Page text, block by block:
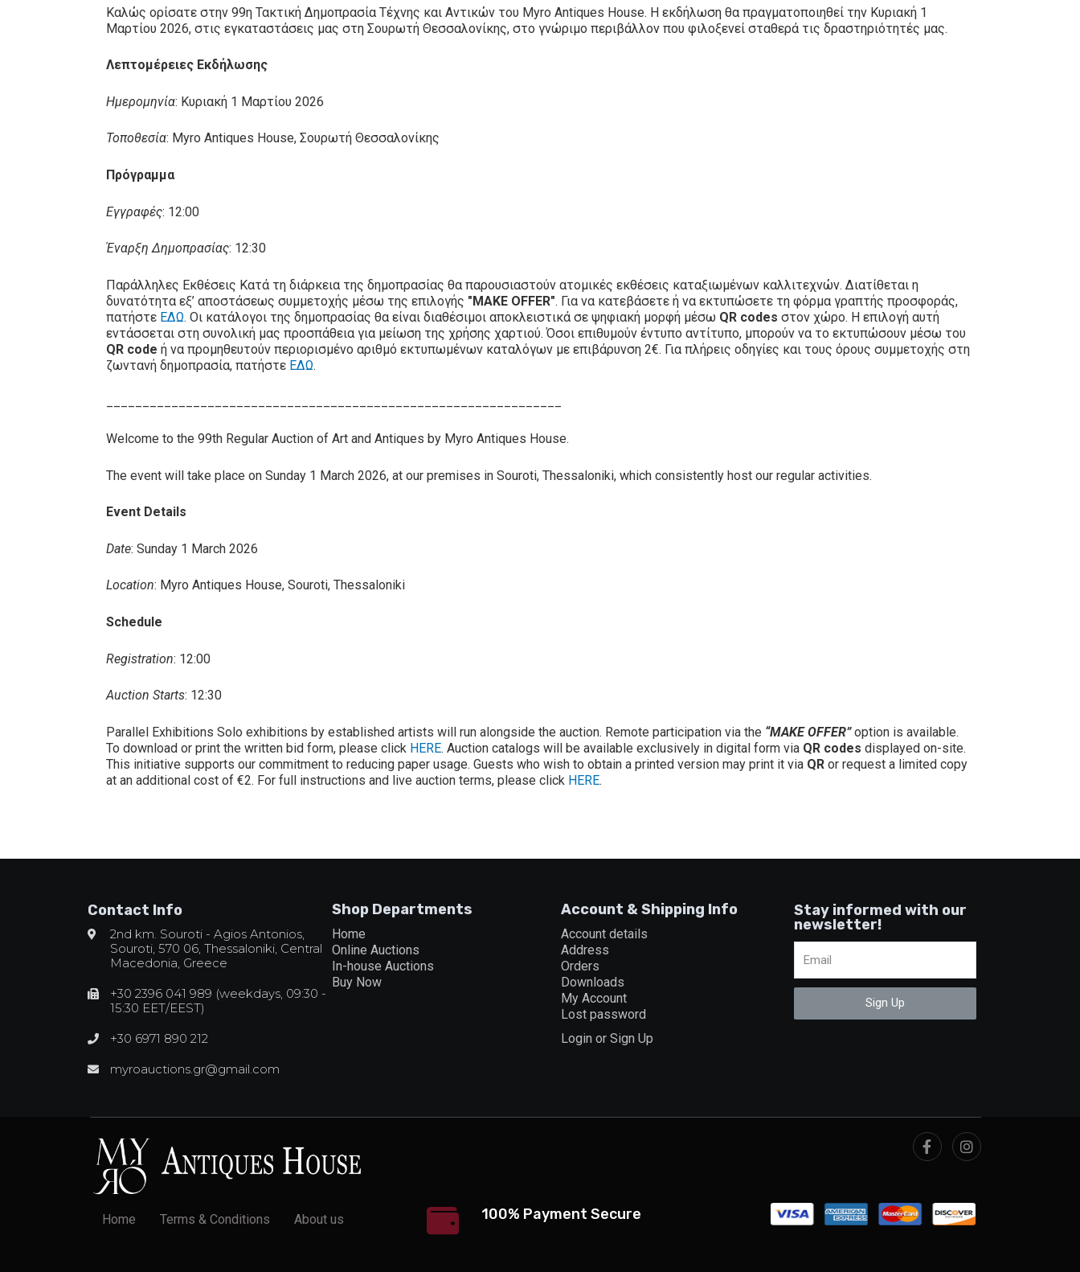
Καλώς ορίσατε στην 99η Τακτική Δημοπρασία Τέχνης και Αντικών του Myro Antiques House. Η εκδήλωση θα πραγματοποιηθεί την Κυριακή 1
Μαρτίου 2026, στις εγκαταστάσεις μας στη Σουρωτή Θεσσαλονίκης, στο γνώριμο περιβάλλον που φιλοξενεί σταθερά τις δραστηριότητές μας.
Λεπτομέρειες Εκδήλωσης
Ημερομηνία: Κυριακή 1 Μαρτίου 2026
Τοποθεσία: Myro Antiques House, Σουρωτή Θεσσαλονίκης
Πρόγραμμα
Εγγραφές: 12:00
Έναρξη Δημοπρασίας: 12:30
Παράλληλες Εκθέσεις Κατά τη διάρκεια της δημοπρασίας θα παρουσιαστούν ατομικές εκθέσεις καταξιωμένων καλλιτεχνών. Διατίθεται η
δυνατότητα εξ’ αποστάσεως συμμετοχής μέσω της επιλογής "MAKE OFFER". Για να κατεβάσετε ή να εκτυπώσετε τη φόρμα γραπτής προσφοράς,
πατήστε ΕΔΩ. Οι κατάλογοι της δημοπρασίας θα είναι διαθέσιμοι αποκλειστικά σε ψηφιακή μορφή μέσω QR codes στον χώρο. Η επιλογή αυτή
εντάσσεται στη συνολική μας προσπάθεια για μείωση της χρήσης χαρτιού. Όσοι επιθυμούν έντυπο αντίτυπο, μπορούν να το εκτυπώσουν μέσω του
QR code ή να προμηθευτούν περιορισμένο αριθμό εκτυπωμένων καταλόγων με επιβάρυνση 2€. Για πλήρεις οδηγίες και τους όρους συμμετοχής στη
ζωντανή δημοπρασία, πατήστε ΕΔΩ.
Welcome to the 99th Regular Auction of Art and Antiques by Myro Antiques House.
The event will take place on Sunday 1 March 2026, at our premises in Souroti, Thessaloniki, which consistently host our regular activities.
Event Details
Date: Sunday 1 March 2026
Location: Myro Antiques House, Souroti, Thessaloniki
Schedule
Registration: 12:00
Auction Starts: 12:30
Parallel Exhibitions Solo exhibitions by established artists will run alongside the auction. Remote participation via the “MAKE OFFER”option is available.
To download or print the written bid form, please click HERE. Auction catalogs will be available exclusively in digital form via QR codes displayed on-site.
This initiative supports our commitment to reducing paper usage. Guests who wish to obtain a printed version may print it via QR or request a limited copy
at an additional cost of €2. For full instructions and live auction terms, please click HERE.
Contact Info
2nd km. Souroti - Agios Antonios,
Souroti, 570 06, Thessaloniki, Central
Macedonia, Greece
+30 2396 041 989 (weekdays, 09:30 -
15:30 EET/EEST)
+30 6971 890 212
myroauctions.gr@gmail.com
Shop Departments
Home
Online Auctions
In-house Auctions
Buy Now
Account & Shipping Info
Account details
Address
Orders
Downloads
My Account
Lost password
Login or Sign Up
Stay informed with our
newsletter!
Sign Up
Home Terms & Conditions About us 100% Payment Secure